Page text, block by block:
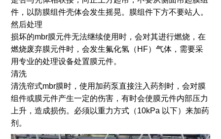
件，以防膜组件壳体会发生摇晃。膜组件下方不要站人。
然后处理
损坏的mbr膜元件无法继续使用时，会对其进行燃烧，在
燃烧废弃膜元件时，会发生氟化氢（HF）气体，需要采
用专业的处理设备处置膜元件。
清洗
清洗帘式mbr膜时，使用加药泵直接注入药剂时，会对膜
组件或膜元件产生一定的伤害，有时会使膜元件内部压力
上升，造成损伤。必须以重力方式（10kPa 以下）来加药
剂。